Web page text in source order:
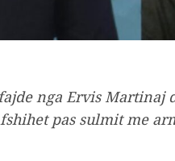
nga Ervis Martinaj
pas sulmit me